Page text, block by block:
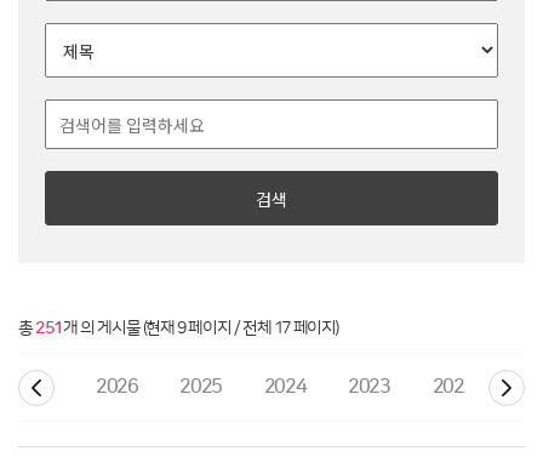
검색
총251개 의 게시물 (현재 9 페이지 / 전체 17 페이지)
2026 2025 2024 2023 2022